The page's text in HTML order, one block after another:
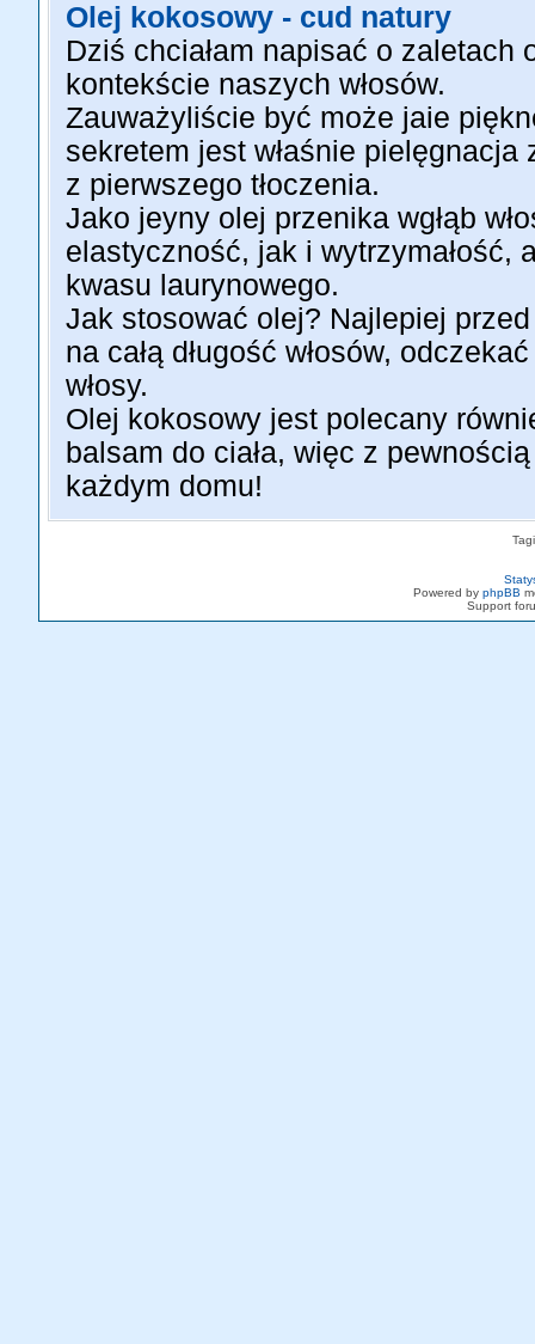
Olej kokosowy - cud natury
Dziś chciałam napisać o zaletach
kontekście naszych włosów.
Zauważyliście być może jaie
sekretem jest właśnie
z pierwszego tłoczenia.
Jako jeyny olej przenika wgłąb
elastyczność, jak i wytrzymałość,
kwasu laurynowego.
Jak stosować olej? Najlepiej przed
na całą długość włosów,
włosy.
Olej kokosowy jest polecany
balsam do ciała, więc z
każdym domu!
Powered by phpBB
Support